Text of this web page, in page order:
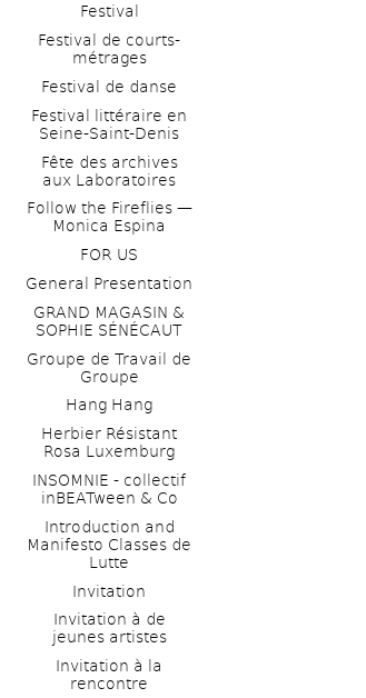
Festival
Festival de courts-
métrages
Festival de danse
Festival littéraire en
Seine-Saint-Denis
Fête des archives
aux Laboratoires
Follow the Fireflies —
Monica Espina
FOR US
General Presentation
GRAND MAGASIN &
SOPHIE SÉNÉCAUT
Groupe de Travail de
Groupe
Hang Hang
Herbier Résistant
Rosa Luxemburg
INSOMNIE - collectif
inBEATween & Co
Introduction and
Manifesto Classes de
Lutte
Invitation
Invitation à de
jeunes artistes
Invitation à la
rencontre